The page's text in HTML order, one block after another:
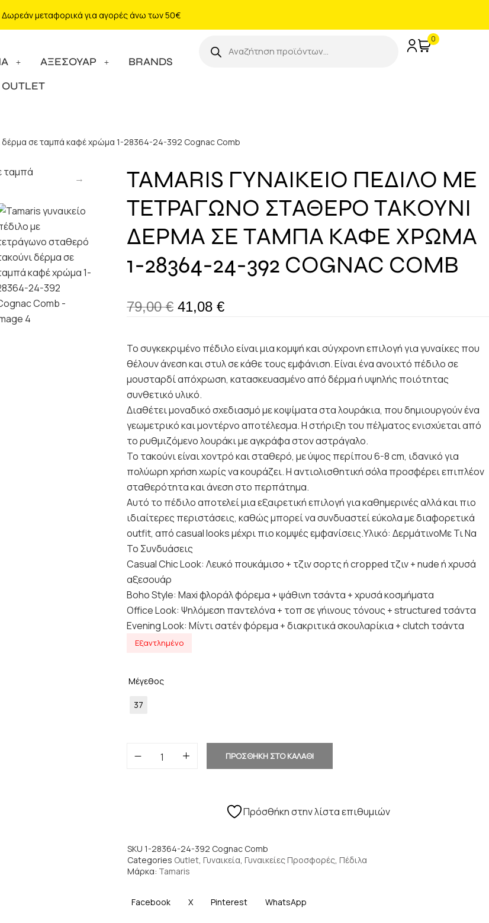
Δωρεάν μεταφορικά για αγορές άνω των 50€
ΑΞΕΣΟΥΑΡ
BRANDS
OUTLET
0
δέρμα σε ταμπά καφέ χρώμα 1-28364-24-392 Cognac Comb
TAMARIS ΓΥΝΑΙΚΕΙΟ ΠΕΔΙΛΟ ΜΕ
ΤΕΤΡΑΓΩΝΟ ΣΤΑΘΕΡΟ ΤΑΚΟΥΝΙ
ΔΕΡΜΑ ΣΕ ΤΑΜΠΑ ΚΑΦΕ ΧΡΩΜΑ
1-28364-24-392 COGNAC COMB
79,00€ 41,08 €
Το συγκεκριμένο πέδιλο είναι μια κομψή και σύγχρονη επιλογή για γυναίκες που
θέλουν άνεση και στυλ σε κάθε τους εμφάνιση. Είναι ένα ανοιχτό πέδιλο σε
μουσταρδί απόχρωση, κατασκευασμένο από δέρμα ή υψηλής ποιότητας
συνθετικό υλικό.
Διαθέτει μοναδικό σχεδιασμό με κοψίματα στα λουράκια, που δημιουργούν ένα
γεωμετρικό και μοντέρνο αποτέλεσμα. Η στήριξη του πέλματος ενισχύεται από
το ρυθμιζόμενο λουράκι με αγκράφα στον αστράγαλο.
Το τακούνι είναι χοντρό και σταθερό, με ύψος περίπου 6-8 cm, ιδανικό για
πολύωρη χρήση χωρίς να κουράζει. Η αντιολισθητική σόλα προσφέρει επιπλέον
σταθερότητα και άνεση στο περπάτημα.
Αυτό το πέδιλο αποτελεί μια εξαιρετική επιλογή για καθημερινές αλλά και πιο
ιδιαίτερες περιστάσεις, καθώς μπορεί να συνδυαστεί εύκολα με διαφορετικά
outfit, από casual looks μέχρι πιο κομψές εμφανίσεις.Υλικό: ΔερμάτινοΜε Τι Να
Το Συνδυάσεις
Casual Chic Look: Λευκό πουκάμισο + τζιν σορτς ή cropped τζιν + nude ή χρυσά
αξεσουάρ
Boho Style: Maxi φλοράλ φόρεμα + ψάθινη τσάντα + χρυσά κοσμήματα
Office Look: Ψηλόμεση παντελόνα + τοπ σε γήινους τόνους + structured τσάντα
Evening Look: Μίντι σατέν φόρεμα + διακριτικά σκουλαρίκια + clutch τσάντα
Εξαντλημένο
Μέγεθος
37
ΠΡΟΣΘΗΚΗ ΣΤΟ ΚΑΛΑΘΙ
Πρόσθήκη στην λίστα επιθυμιών
SKU 1-28364-24-392 Cognac Comb
Categories Outlet, Γυναικεία, Γυναικείες Προσφορές, Πέδιλα
Μάρκα: Tamaris
Facebook X Pinterest WhatsApp